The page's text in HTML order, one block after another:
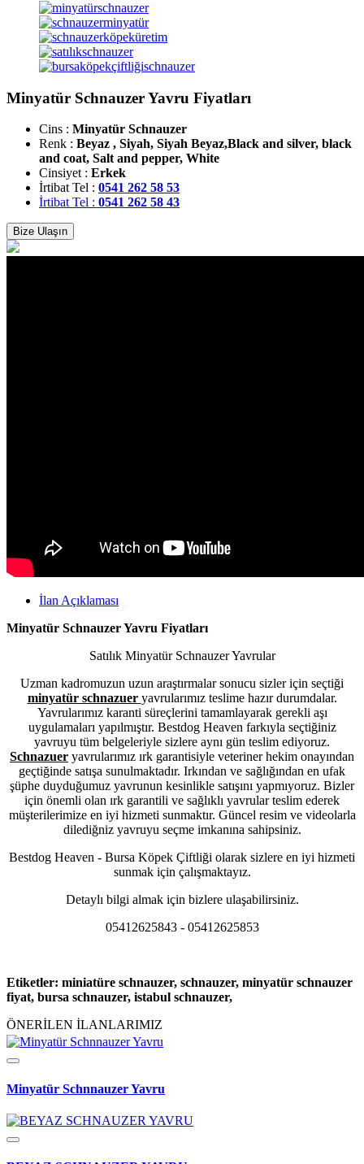
Minyatür Schnauzer Yavru Fiyatları
Cins : Minyatür Schnauzer
Renk : Beyaz , Siyah, Siyah Beyaz,Black and silver, black
and coat, Salt and pepper, White
Cinsiyet : Erkek
İrtibat Tel : 0541 262 58 53
İrtibat Tel : 0541 262 58 43
Bize Ulaşın
İlan Açıklaması
Minyatür Schnauzer Yavru Fiyatları
Satılık Minyatür Schnauzer Yavrular
Uzman kadromuzun uzun araştırmalar sonucu sizler için seçtiği
minyatür schnazuer yavrularımız teslime hazır durumdalar.
Yavrularımız karanti süreçlerini tamamlayarak gerekli aşı
uygulamaları yapılmıştır. Bestdog Heaven farkıyla seçtiğiniz
yavruyu tüm belgeleriyle sizlere aynı gün teslim ediyoruz.
Schnazuer yavrularımız ırk garantisiyle veteriner hekim onayından
geçtiğinde satışa sunulmaktadır. Irkından ve sağlığından en ufak
şüphe duyduğumuz yavrunun kesinlikle satışını yapmıyoruz. Bizler
için önemli olan ırk garantili ve sağlıklı yavrular teslim ederek
müşterilerimize en iyi hizmeti sunmaktır. Güncel resim ve videolarla
dilediğniz yavruyu seçme imkanına sahipsiniz.
Bestdog Heaven - Bursa Köpek Çiftliği olarak sizlere en iyi hizmeti
sunmak için çalışmaktayız.
Detaylı bilgi almak için bizlere ulaşabilirsiniz.
05412625843 - 05412625853
Etiketler: miniatüre schnauzer, schnauzer, minyatür schnauzer
fiyat, bursa schnauzer, istabul schnauzer,
ÖNERİLEN İLANLARIMIZ
Minyatür Schnnauzer Yavru